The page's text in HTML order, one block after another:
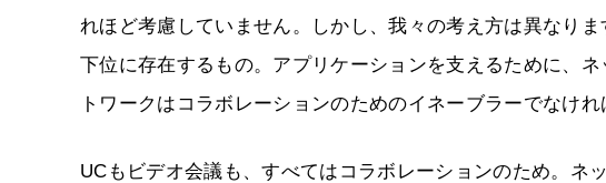
れほど考慮していません。しかし、我々の考え方は異なり
下位に存在するもの。アプリケーションを支えるために、
トワークはコラボレーションのためのイネーブラーでなけれ
UCもビデオ会議も、すべてはコラボレーションのため。ネ